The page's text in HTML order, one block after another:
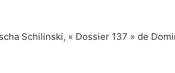
Schilinski, « Dossier 137 » de